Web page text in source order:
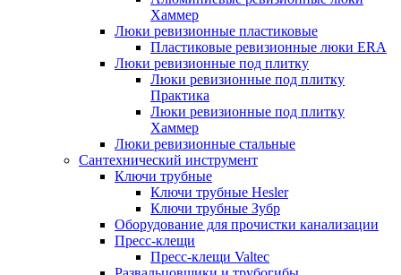
Хаммер
Люки ревизионные пластиковые
Пластиковые ревизионные люки ERA
Люки ревизионные под плитку
Люки ревизионные под плитку
Практика
Люки ревизионные под плитку
Хаммер
Люки ревизионные стальные
Сантехнический инструмент
Ключи трубные
Ключи трубные Hesler
Ключи трубные Зубр
Оборудование для прочистки канализации
Пресс-клещи
Пресс-клещи Valtec